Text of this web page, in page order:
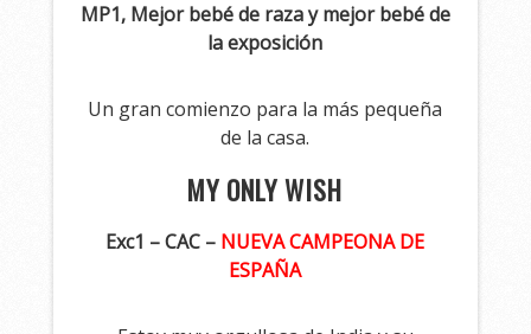
MP1, Mejor bebé de raza y mejor bebé de
la exposición
Un gran comienzo para la más pequeña
de la casa.
MY ONLY WISH
Exc1 – CAC – NUEVA CAMPEONA DE
ESPAÑA